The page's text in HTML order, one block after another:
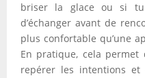
briser la glace ou si
d’échanger avant de
plus confortable qu’une
En pratique, cela
repérer les intentions et